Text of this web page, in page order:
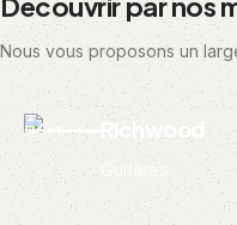
Nous vous proposons un
Richwood
Guitares